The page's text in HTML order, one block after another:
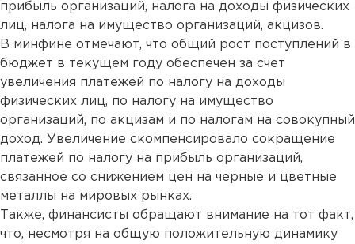
прибыль организаций, налога на доходы физических
лиц, налога на имущество организаций, акцизов.
В минфине отмечают, что общий рост поступлений в
бюджет в текущем году обеспечен за счет
увеличения платежей по налогу на доходы
физических лиц, по налогу на имущество
организаций, по акцизам и по налогам на совокупный
доход. Увеличение скомпенсировало сокращение
платежей по налогу на прибыль организаций,
связанное со снижением цен на черные и цветные
металлы на мировых рынках.
Также, финансисты обращают внимание на тот факт,
что, несмотря на общую положительную динамику